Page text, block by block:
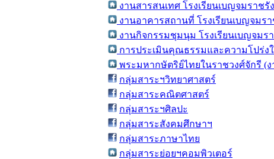
งานสารสนเทศ โรงเรียนเบญจมราชรั
งานอาคารสถานที่ โรงเรียนเบญจมร
งานกิจกรรมชุมนุม โรงเรียนเบญจมร
การประเมินคุณธรรมและความโปร่ง
พระมหากษัตริย์ไทยในราชวงศ์จักรี (
กลุ่มสาระฯวิทยาศาสตร์
กลุ่มสาระคณิตศาสตร์
กลุ่มสาระฯศิลปะ
กลุ่มสาระสังคมศึกษาฯ
กลุ่มสาระภาษาไทย
กลุ่มสาระย่อยฯคอมพิวเตอร์